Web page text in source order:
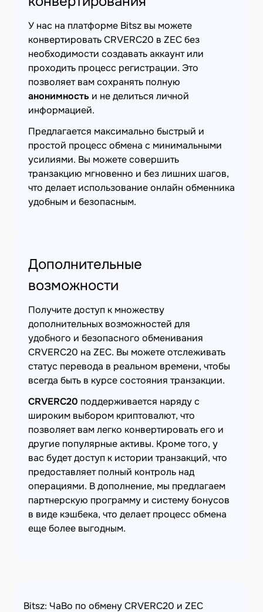
У нас на платформе Bitsz вы можете
конвертировать CRVERC20 в ZEC без
необходимости создавать аккаунт или
проходить процесс регистрации. Это
позволяет вам сохранять полную
анонимность и не делиться личной
информацией.
Предлагается максимально быстрый и
простой процесс обмена с минимальными
усилиями. Вы можете совершить
транзакцию мгновенно и без лишних шагов,
что делает использование онлайн обменника
удобным и безопасным.
Дополнительные
возможности
Получите доступ к множеству
дополнительных возможностей для
удобного и безопасного обменивания
CRVERC20 на ZEC. Вы можете отслеживать
статус перевода в реальном времени, чтобы
всегда быть в курсе состояния транзакции.
CRVERC20 поддерживается наряду с
широким выбором криптовалют, что
позволяет вам легко конвертировать его и
другие популярные активы. Кроме того, у
вас будет доступ к истории транзакций, что
предоставляет полный контроль над
операциями. В дополнение, мы предлагаем
партнерскую программу и систему бонусов
в виде кэшбека, что делает процесс обмена
еще более выгодным.
Bitsz: ЧаВо по обмену CRVERC20 и ZEC